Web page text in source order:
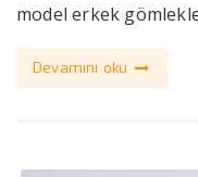
model erkek
Devamını oku